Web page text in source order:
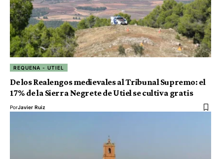
REQUENA - UTIEL
De los Realengos medievales al Tribunal Supremo: el
17% de la Sierra Negrete de Utiel se cultiva gratis
PorJavier Ruiz